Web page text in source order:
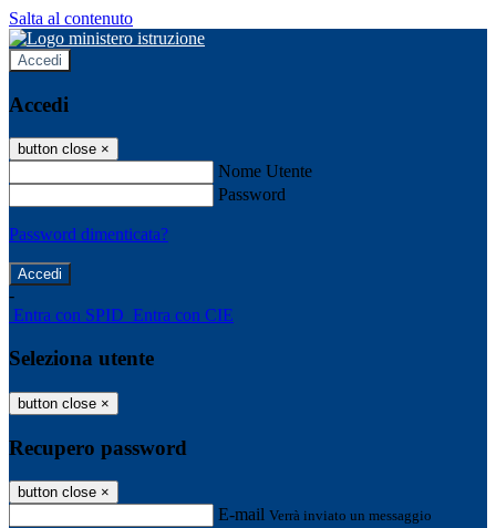
Salta al contenuto
Accedi
Accedi
button close ×
Nome Utente
Password
Password dimenticata?
-
Entra con SPID Entra con CIE
Seleziona utente
button close ×
Recupero password
button close ×
E-mail Verrà inviato un messaggio